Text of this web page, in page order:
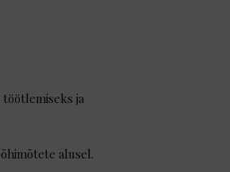
töötlemiseks ja
alusel.